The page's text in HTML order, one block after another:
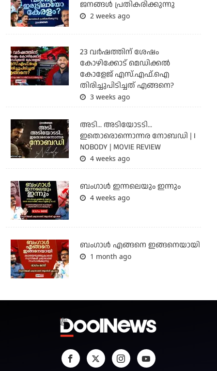
ജനങ്ങൾ പ്രതികരിക്കുന്നു
2 weeks ago
23 വർഷത്തിന് ശേഷം
കോഴിക്കോട് മെഡിക്കൽ
കോളേജ് എസ്.എഫ്.ഐ
തിരിച്ചുപിടിച്ചത് എങ്ങനെ?
3 weeks ago
അടി... അടിയോടടി...
ഇതൊരൊന്നൊന്നര നോബഡി | I
NOBODY | MOVIE REVIEW
4 weeks ago
ബംഗാള്‍ ഇന്നലെയും ഇന്നും
4 weeks ago
ബം​ഗാൾ എങ്ങനെ ഇങ്ങനെയായി
1 month ago